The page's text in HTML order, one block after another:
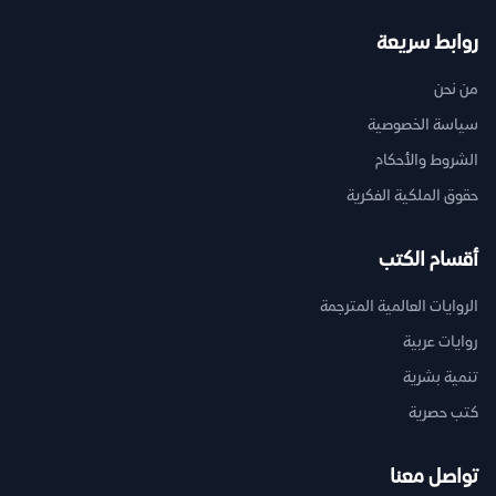
روابط سريعة
من نحن
سياسة الخصوصية
الشروط والأحكام
حقوق الملكية الفكرية
أقسام الكتب
الروايات العالمية المترجمة
روايات عربية
تنمية بشرية
كتب حصرية
تواصل معنا